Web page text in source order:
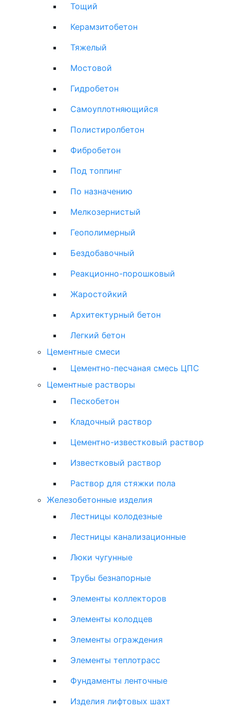
Тощий
Керамзитобетон
Тяжелый
Мостовой
Гидробетон
Самоуплотняющийся
Полистиролбетон
Фибробетон
Под топпинг
По назначению
Мелкозернистый
Геополимерный
Бездобавочный
Реакционно-порошковый
Жаростойкий
Архитектурный бетон
Легкий бетон
Цементные смеси
Цементно-песчаная смесь ЦПС
Цементные растворы
Пескобетон
Кладочный раствор
Цементно-известковый раствор
Известковый раствор
Раствор для стяжки пола
Железобетонные изделия
Лестницы колодезные
Лестницы канализационные
Люки чугунные
Трубы безнапорные
Элементы коллекторов
Элементы колодцев
Элементы ограждения
Элементы теплотрасс
Фундаменты ленточные
Изделия лифтовых шахт